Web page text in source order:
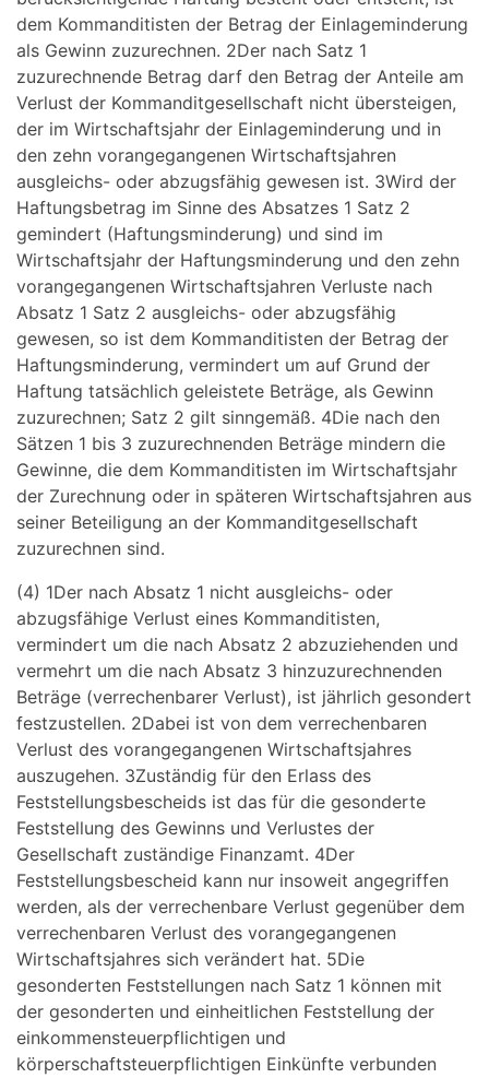
dem Kommanditisten der Betrag der Einlageminderung
als Gewinn zuzurechnen. 2Der nach Satz 1
zuzurechnende Betrag darf den Betrag der Anteile am
Verlust der Kommanditgesellschaft nicht übersteigen,
der im Wirtschaftsjahr der Einlageminderung und in
den zehn vorangegangenen Wirtschaftsjahren
ausgleichs- oder abzugsfähig gewesen ist. 3Wird der
Haftungsbetrag im Sinne des Absatzes 1 Satz 2
gemindert (Haftungsminderung) und sind im
Wirtschaftsjahr der Haftungsminderung und den zehn
vorangegangenen Wirtschaftsjahren Verluste nach
Absatz 1 Satz 2 ausgleichs- oder abzugsfähig
gewesen, so ist dem Kommanditisten der Betrag der
Haftungsminderung, vermindert um auf Grund der
Haftung tatsächlich geleistete Beträge, als Gewinn
zuzurechnen; Satz 2 gilt sinngemäß. 4Die nach den
Sätzen 1 bis 3 zuzurechnenden Beträge mindern die
Gewinne, die dem Kommanditisten im Wirtschaftsjahr
der Zurechnung oder in späteren Wirtschaftsjahren aus
seiner Beteiligung an der Kommanditgesellschaft
zuzurechnen sind.
(4) 1Der nach Absatz 1 nicht ausgleichs- oder
abzugsfähige Verlust eines Kommanditisten,
vermindert um die nach Absatz 2 abzuziehenden und
vermehrt um die nach Absatz 3 hinzuzurechnenden
Beträge (verrechenbarer Verlust), ist jährlich gesondert
festzustellen. 2Dabei ist von dem verrechenbaren
Verlust des vorangegangenen Wirtschaftsjahres
auszugehen. 3Zuständig für den Erlass des
Feststellungsbescheids ist das für die gesonderte
Feststellung des Gewinns und Verlustes der
Gesellschaft zuständige Finanzamt. 4Der
Feststellungsbescheid kann nur insoweit angegriffen
werden, als der verrechenbare Verlust gegenüber dem
verrechenbaren Verlust des vorangegangenen
Wirtschaftsjahres sich verändert hat. 5Die
gesonderten Feststellungen nach Satz 1 können mit
der gesonderten und einheitlichen Feststellung der
einkommensteuerpflichtigen und
körperschaftsteuerpflichtigen Einkünfte verbunden